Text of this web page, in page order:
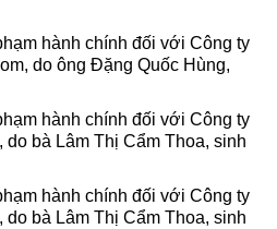
hành chính đối với Công ty
do ông Đặng Quốc Hùng,
hành chính đối với Công ty
do bà Lâm Thị Cẩm Thoa, sinh
hành chính đối với Công ty
do bà Lâm Thị Cẩm Thoa, sinh